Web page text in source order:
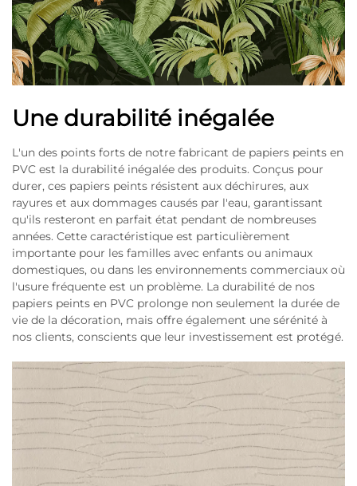
Une durabilité inégalée
L'un des points forts de notre fabricant de papiers peints en
PVC est la durabilité inégalée des produits. Conçus pour
durer, ces papiers peints résistent aux déchirures, aux
rayures et aux dommages causés par l'eau, garantissant
qu'ils resteront en parfait état pendant de nombreuses
années. Cette caractéristique est particulièrement
importante pour les familles avec enfants ou animaux
domestiques, ou dans les environnements commerciaux où
l'usure fréquente est un problème. La durabilité de nos
papiers peints en PVC prolonge non seulement la durée de
vie de la décoration, mais offre également une sérénité à
nos clients, conscients que leur investissement est protégé.